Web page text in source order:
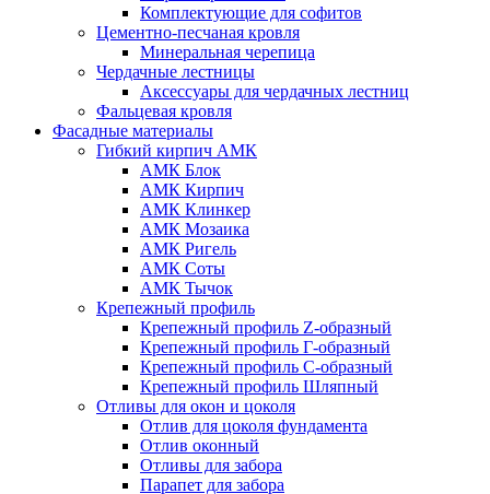
Комплектующие для софитов
Цементно-песчаная кровля
Минеральная черепица
Чердачные лестницы
Аксессуары для чердачных лестниц
Фальцевая кровля
Фасадные материалы
Гибкий кирпич АМК
АМК Блок
АМК Кирпич
АМК Клинкер
АМК Мозаика
АМК Ригель
АМК Соты
АМК Тычок
Крепежный профиль
Крепежный профиль Z-образный
Крепежный профиль Г-образный
Крепежный профиль С-образный
Крепежный профиль Шляпный
Отливы для окон и цоколя
Отлив для цоколя фундамента
Отлив оконный
Отливы для забора
Парапет для забора